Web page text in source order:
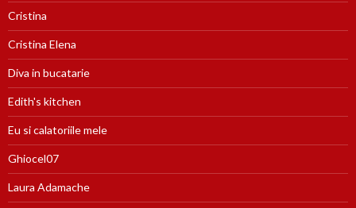
Cristina
Cristina Elena
Diva in bucatarie
Edith's kitchen
Eu si calatoriile mele
Ghiocel07
Laura Adamache